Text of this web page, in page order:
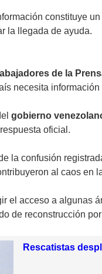
constituye
la llegada de ayuda.
de la
necesita
gobierno
oficial.
la confusión
al caos en
el acceso a algunas
de reconstrucción
Rescatistas